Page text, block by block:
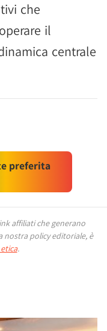
che
il
centrale
preferita
affiliati che generano
nostra policy editoriale, è
.